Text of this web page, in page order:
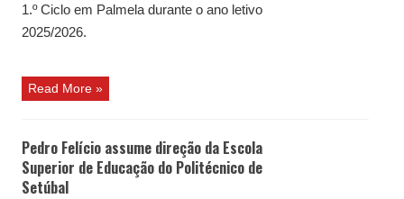
1.º Ciclo em Palmela durante o ano letivo
2025/2026.
Read More »
Pedro Felício assume direção da Escola
Superior de Educação do Politécnico de
Setúbal